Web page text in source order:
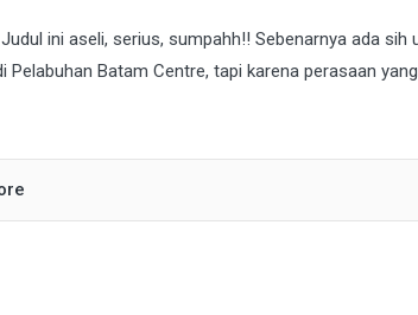
ini aseli, serius, sumpahh!! Sebenarnya ada sih
Batam Centre, tapi karena perasaan yang